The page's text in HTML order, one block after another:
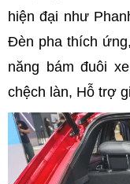
hiện đại như
Đèn pha thích
năng bám đuôi
chệch làn, Hỗ trợ